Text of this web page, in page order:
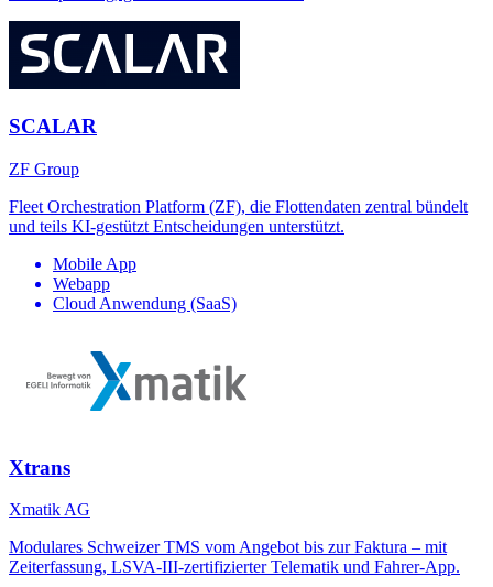
SCALAR
ZF Group
Fleet Orchestration Platform (ZF), die Flottendaten zentral bündelt
und teils KI-gestützt Entscheidungen unterstützt.
Mobile App
Webapp
Cloud Anwendung (SaaS)
Xtrans
Xmatik AG
Modulares Schweizer TMS vom Angebot bis zur Faktura – mit
Zeiterfassung, LSVA-III-zertifizierter Telematik und Fahrer-App.